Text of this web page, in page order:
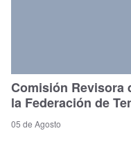
Comisión Revisora
la Federación de
05 de Agosto